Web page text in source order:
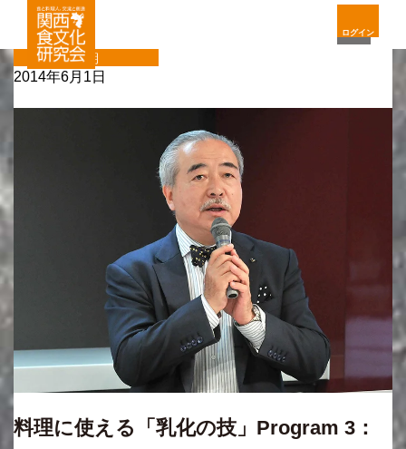
ログイン
定期
2014年6月1日
料理に使える「乳化の技」Program 3：